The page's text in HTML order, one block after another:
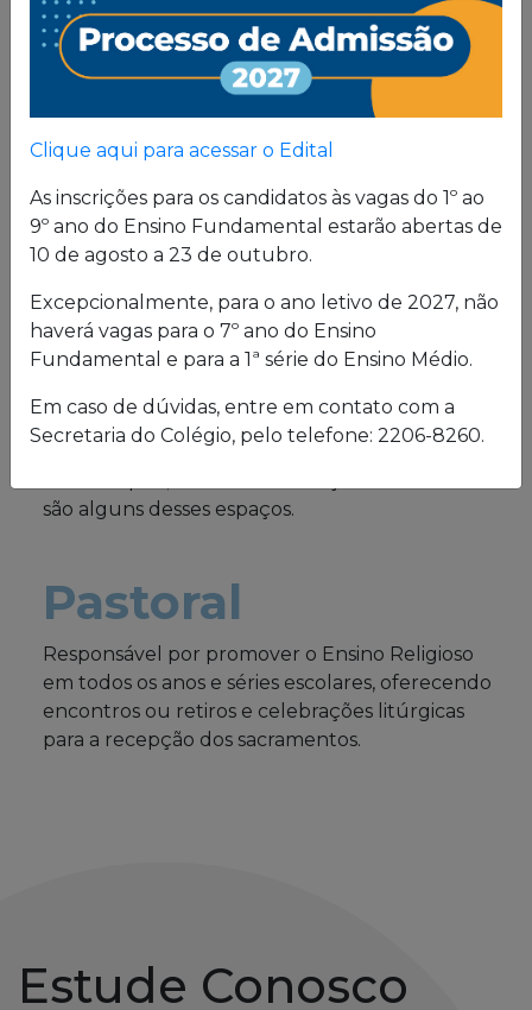
Proposta
Pedagógica
formação, pautada em valores cristãos e um
consistente conhecimento acadêmico.
Estrutura física
O Colégio oferece uma excelente estrutura para
atender a seus alunos em período integral.
Laboratórios de Química, Física e Biologia; salas
de leitura e de grupo; biblioteca; cybersala;
auditórios; complexo esportivo; piscina
são alguns desses espaços.
Pastoral
Responsável por promover o Ensino Religioso
em todos os anos e séries escolares, oferecendo
encontros ou retiros e celebrações litúrgicas
para a recepção dos sacramentos.
Estude Conosco
Clique aqui para acessar o Edital
As inscrições para os candidatos às vagas do 1º ao
9º ano do Ensino Fundamental estarão abertas de
10 de agosto a 23 de outubro.
Excepcionalmente, para o ano letivo de 2027, não
haverá vagas para o 7º ano do Ensino
Fundamental e para a 1ª série do Ensino Médio.
Em caso de dúvidas, entre em contato com a
Secretaria do Colégio, pelo telefone: 2206-8260.